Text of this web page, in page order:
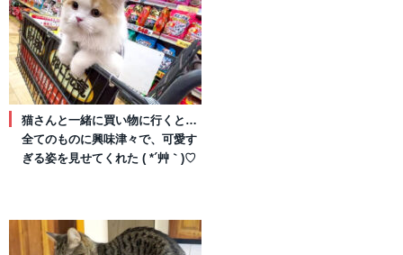
猫さんと一緒に買い物に行くと…
全てのものに興味津々で、可愛す
ぎる姿を見せてくれた ( *´艸｀)♡